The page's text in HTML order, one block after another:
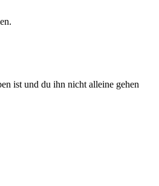
ist und du ihn nicht alleine gehen